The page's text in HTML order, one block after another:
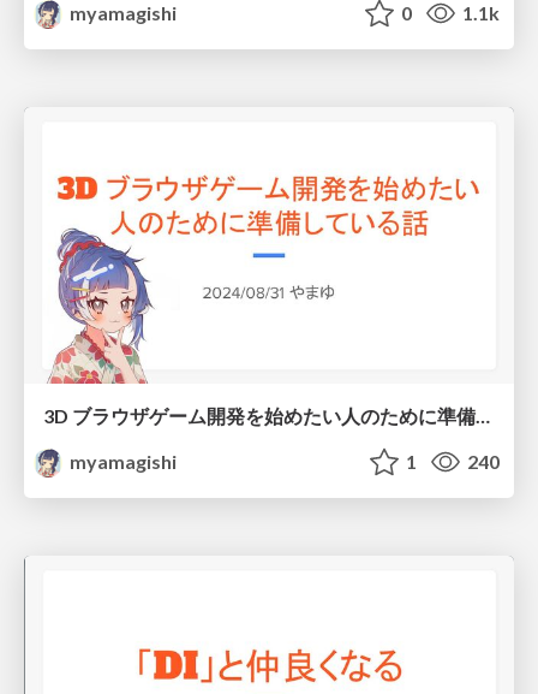
myamagishi
0 1.1k
myamagishi
1 240